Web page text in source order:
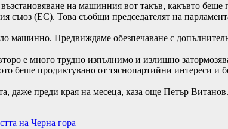
на машинния вот такъв, какъвто беше
съюз (ЕС). Това съобщи председателят на
машинно. Предвиждаме обезпечаване с
е много трудно изпълнимо и излишно
беше продиктувано от тяснопартийни интереси и
даже преди края на месеца, каза още Петър Витанов.
на Черна гора